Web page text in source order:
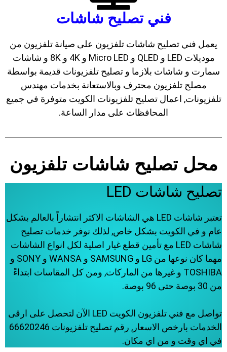
فني تصليح شاشات
يعمل فني تصليح شاشات تلفزيون على صيانة تلفزيون من
موديلات LED و QLED و Micro LED و 4K و 8K و شاشات
سمارت و شاشات بلازما و تصليح تلفزيونات قديمة بواسطة
مصلح تلفزيون محترف وبالاستعانة بخدمات مهندس
تلفزيونات, اعمال تصليح تلفزيونات الكويت متوفرة في جميع
المحافظات على مدار الساعة.
محل تصليح شاشات تلفزيون
تصليح شاشات LED
تعتبر شاشات LED هي الشاشات الاكثر انتشاراً بالعالم بشكل
عام و في الكويت بشكل خاص, لذلك نوفر خدمات تصليح
شاشات LED مع تأمين قطع غيار اصلية لكل انواع الشاشات
مهما كان نوعها من LG و SAMSUNG و WANSA و SONY و
TOSHIBA و غيرها من الماركات, ومن كل المقاسات ابتداءً
من 30 بوصة حتى 96 بوصة.
تواصل مع فني تلفزيون الكويت LED الآن لتحصل على ارقى
الخدمات بارخص الاسعار, رقم تصليح تلفزيونات 66620246
في اي وقت و من اي مكان.